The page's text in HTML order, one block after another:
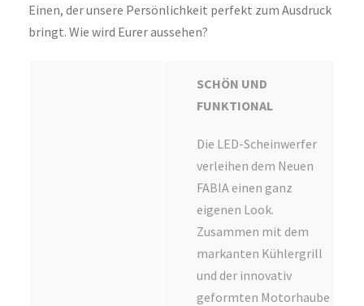
Einen, der unsere Persönlichkeit perfekt zum Ausdruck
bringt. Wie wird Eurer aussehen?
SCHÖN UND
FUNKTIONAL
Die LED-Scheinwerfer
verleihen dem Neuen
FABIA einen ganz
eigenen Look.
Zusammen mit dem
markanten Kühlergrill
und der innovativ
geformten Motorhaube